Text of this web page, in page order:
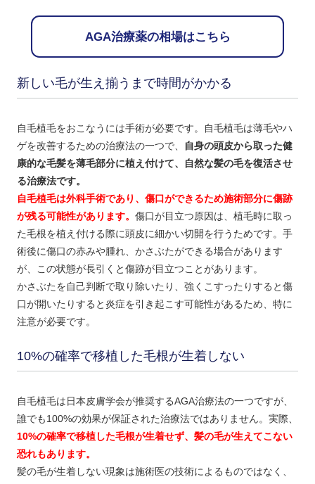
AGA治療薬の相場はこちら
新しい毛が生え揃うまで時間がかかる
自毛植毛をおこなうには手術が必要です。自毛植毛は薄毛やハ
ゲを改善するための治療法の一つで、
自身の頭皮から取った健
康的な毛髪を薄毛部分に植え付けて、自然な髪の毛を復活させ
る治療法です。
自毛植毛は外科手術であり、傷口ができるため施術部分に傷跡
が残る可能性があります。 傷口が目立つ原因は、植毛時に取っ
た毛根を植え付ける際に頭皮に細かい切開を行うためです。手
術後に傷口の赤みや腫れ、かさぶたができる場合があります
が、この状態が長引くと傷跡が目立つことがあります。
かさぶたを自己判断で取り除いたり、強くこすったりすると傷
口が開いたりすると炎症を引き起こす可能性があるため、特に
注意が必要です。
10%の確率で移植した毛根が生着しない
自毛植毛は日本皮膚学会が推奨するAGA治療法の一つですが、
誰でも100%の効果が保証された治療法ではありません。実際、
10%の確率で移植した毛根が生着せず、髪の毛が生えてこない
恐れもあります。
髪の毛が生着しない現象は施術医の技術によるものではなく、